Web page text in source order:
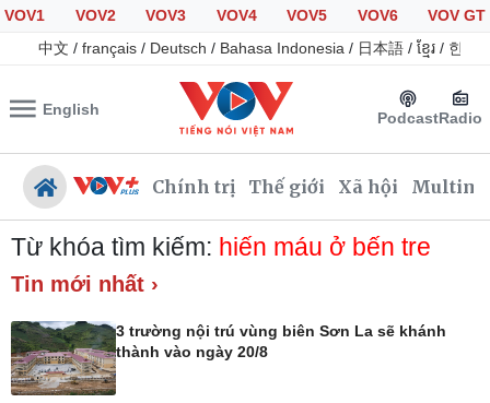
VOV1 VOV2 VOV3 VOV4 VOV5 VOV6
VOV GT
中文 / français / Deutsch / Bahasa Indonesia / 日本語 / ខ្មែរ / 한국
English PodcastRadio
Chính trị Thế giới Xã hội
Đảng
Tổ chức nhân sự
Quốc hội
Tin 24h
Từ khóa tìm kiếm: hiến máu ở bến tre
Tin mới nhất ›
3 trường nội trú vùng biên Sơn La sẽ khánh
thành vào ngày 20/8